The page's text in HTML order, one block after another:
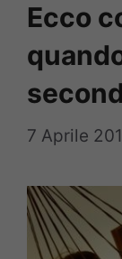
Ecco
7 Aprile